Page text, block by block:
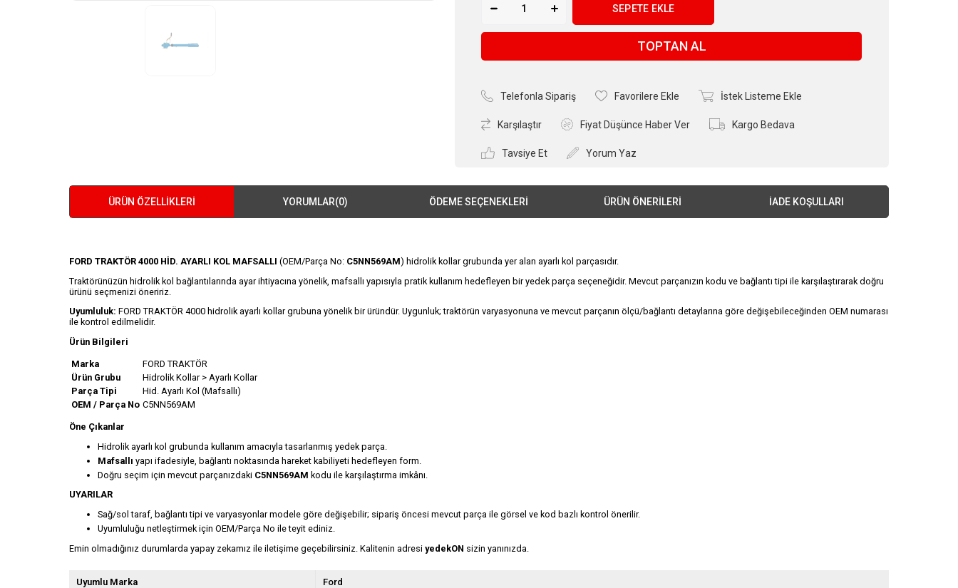
TOPTAN AL
Telefonla Sipariş Favorilere Ekle İstek Listeme Ekle
Karşılaştır Fiyat Düşünce Haber Ver Kargo Bedava
Tavsiye Et Yorum Yaz
ÜRÜN ÖZELLIKLERI YORUMLAR(0) ÖDEME SEÇENEKLERI ÜRÜN ÖNERILERI İADE KOŞULLARI
FORD TRAKTÖR 4000 HİD. AYARLI KOL MAFSALLI (OEM/Parça No: C5NN569AM) hidrolik kollar grubunda yer alan ayarlı kol parçasıdır.
Traktörünüzün hidrolik kol bağlantılarında ayar ihtiyacına yönelik, mafsallı yapısıyla pratik kullanım hedefleyen bir yedek parça seçeneğidir. Mevcut parçanızın kodu ve bağlantı tipi ile karşılaştırarak doğru
ürünü seçmenizi öneririz.
Uyumluluk: FORD TRAKTÖR 4000 hidrolik ayarlı kollar grubuna yönelik bir üründür. Uygunluk; traktörün varyasyonuna ve mevcut parçanın ölçü/bağlantı detaylarına göre değişebileceğinden OEM numarası
ile kontrol edilmelidir.
Ürün Bilgileri
Marka
FORD TRAKTÖR
Ürün Grubu
Hidrolik Kollar > Ayarlı Kollar
Parça Tipi
Hid. Ayarlı Kol (Mafsallı)
OEM / Parça No C5NN569AM
Öne Çıkanlar
Hidrolik ayarlı kol grubunda kullanım amacıyla tasarlanmış yedek parça.
Mafsallı yapı ifadesiyle, bağlantı noktasında hareket kabiliyeti hedefleyen form.
Doğru seçim için mevcut parçanızdaki C5NN569AM kodu ile karşılaştırma imkânı.
UYARILAR
Sağ/sol taraf, bağlantı tipi ve varyasyonlar modele göre değişebilir; sipariş öncesi mevcut parça ile görsel ve kod bazlı kontrol önerilir.
Uyumluluğu netleştirmek için OEM/Parça No ile teyit ediniz.
Emin olmadığınız durumlarda yapay zekamız ile iletişime geçebilirsiniz. Kalitenin adresi yedekON sizin yanınızda.
Uyumlu Marka Ford